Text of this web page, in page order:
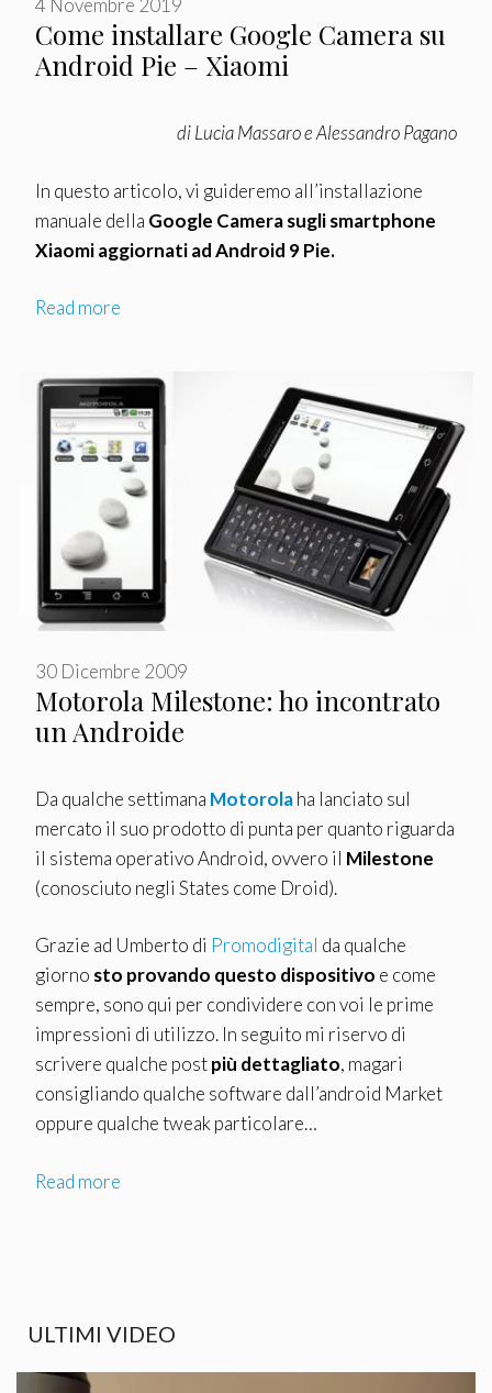
Come installare Google Camera su
Android Pie – Xiaomi
4 Novembre 2019
di Lucia Massaro e Alessandro Pagano
In questo articolo, vi guideremo all’installazione
manuale della Google Camera sugli smartphone
Xiaomi aggiornati ad Android 9 Pie.
Read more
Motorola Milestone: ho incontrato
un Androide
30 Dicembre 2009
Da qualche settimana Motorolaha lanciato sul
mercato il suo prodotto di punta per quanto riguarda
il sistema operativo Android, ovvero il Milestone
(conosciuto negli States come Droid).
Grazie ad Umberto di Promodigital da qualche
giorno sto provando questo dispositivo e come
sempre, sono qui per condividere con voi le prime
impressioni di utilizzo. In seguito mi riservo di
scrivere qualche postpiù dettagliato, magari
consigliando qualche software dall’android Market
oppure qualche tweak particolare…
Read more
ULTIMI VIDEO